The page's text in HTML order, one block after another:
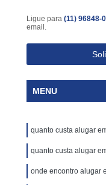
Ligue para (11) 96848-
email.
MENU
quanto custa alugar
quanto custa alugar
onde encontro alugar